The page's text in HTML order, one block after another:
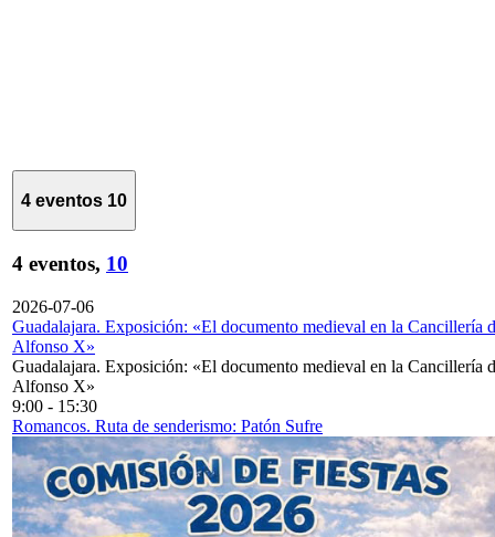
4 eventos 10
4 eventos, 10
2026-07-06
Guadalajara. Exposición: «El documento medieval en la Cancillería
Alfonso X»
Guadalajara. Exposición: «El documento medieval en la Cancillería
Alfonso X»
9:00 - 15:30
Romancos. Ruta de senderismo: Patón Sufre